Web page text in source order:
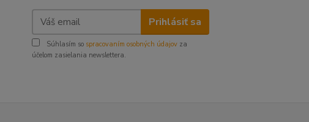
Prihlásiť sa
Súhlasím so spracovaním osobných údajov za
účelom zasielania newslettera.